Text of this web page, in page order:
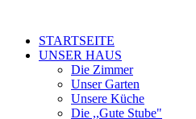
STARTSEITE
UNSER HAUS
Die Zimmer
Unser Garten
Unsere Küche
Die ,,Gute Stube"